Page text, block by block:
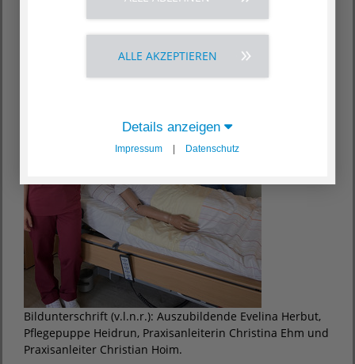
Bildunterschrift (v.l.n.r.): Auszubildende Evelina Herbut,
Pflegepuppe Heidrun, Praxisanleiterin Christina Ehm und
Praxisanleiter Christian Hoim.
ALLE AKZEPTIEREN
Details anzeigen
Impressum Datenschutz